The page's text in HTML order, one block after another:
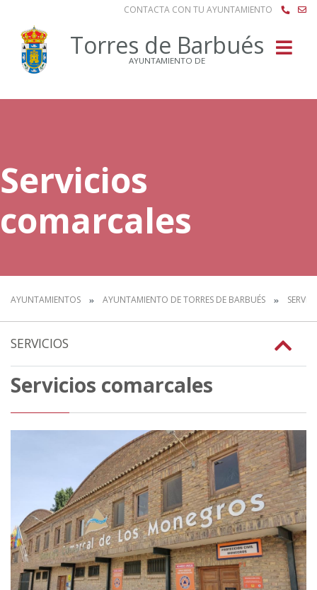
CONTACTA CON TU AYUNTAMIENTO
Torres de Barbués
AYUNTAMIENTO DE
Servicios
comarcales
AYUNTAMIENTOS AYUNTAMIENTO DE TORRES DE BARBUÉS
SERVICIOS
Servicios comarcales